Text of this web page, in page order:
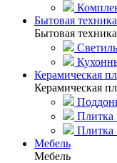
Бытовая
Бытовая
Керамическая
Керамическая
Плитка
Плитка
Мебель
Мебель